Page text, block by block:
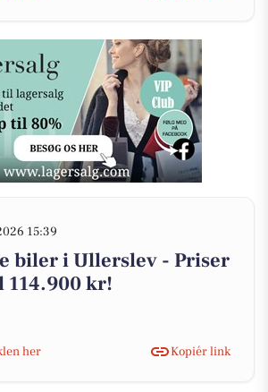
15:39
biler i Ullerslev - Priser
kr!
her
Kopiér link